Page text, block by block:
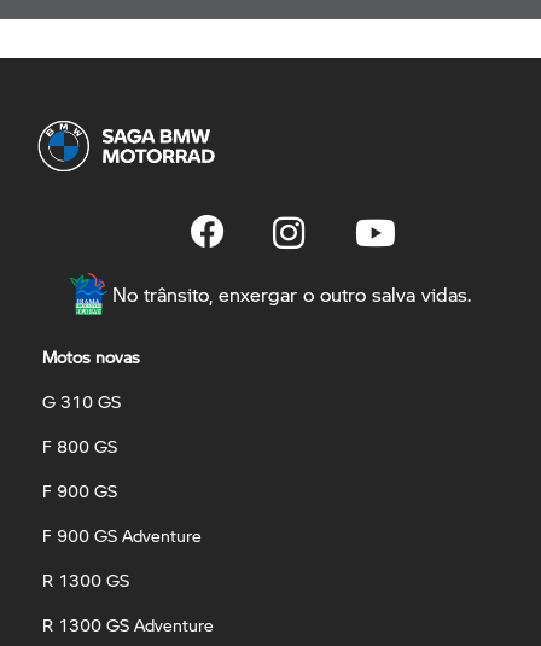
No trânsito, enxergar o outro salva vidas.
Motos novas
G 310 GS
F 800 GS
F 900 GS
F 900 GS Adventure
R 1300 GS
R 1300 GS Adventure